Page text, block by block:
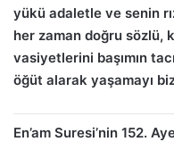
yükü adaletle ve senin
her zaman doğru sözlü,
vasiyetlerini başımın
öğüt alarak yaşamayı
En’am Suresi’nin 152.